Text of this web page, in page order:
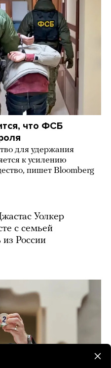
что ФСБ
для удержания
к усилению
пишет Bloomberg
Уолкер
с семьей
России